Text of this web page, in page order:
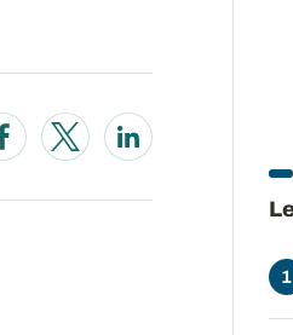
Opens in a new window
Opens in a new window
Opens in a new